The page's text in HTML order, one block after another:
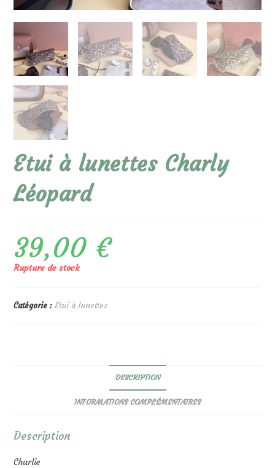
Etui à lunettes Charly
Léopard
39,00 €
Rupture de stock
Catégorie : Etui à lunettes
DESCRIPTION
INFORMATIONS COMPLÉMENTAIRES
Description
Charlie